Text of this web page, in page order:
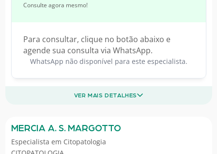
Consulte agora mesmo!
Para consultar, clique no botão abaixo e
agende sua consulta via WhatsApp.
WhatsApp não disponível para este especialista.
VER MAIS DETALHES
MERCIA A. S. MARGOTTO
Especialista em Citopatologia